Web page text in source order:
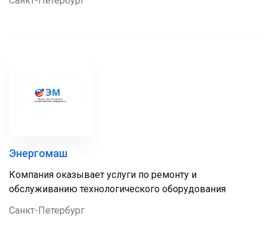
Энергомаш
Компания оказывает услуги по ремонту и
обслуживанию технологического оборудования
Санкт-Петербург